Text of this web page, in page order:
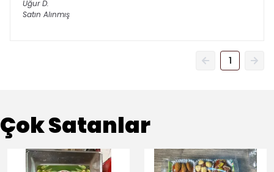
Uğur D.
Satın Alınmış
1
Çok Satanlar